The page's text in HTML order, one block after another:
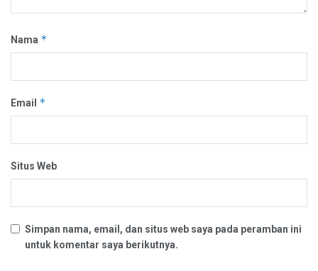
Nama *
Email *
Situs Web
Simpan nama, email, dan situs web saya pada peramban ini
untuk komentar saya berikutnya.